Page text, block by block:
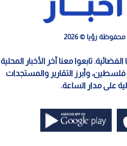
رؤيا © 2026
تابعوا معنا آخر الأخبار المحلية
فلسطين، وأبرز التقارير والمستجدات
على مدار الساعة.